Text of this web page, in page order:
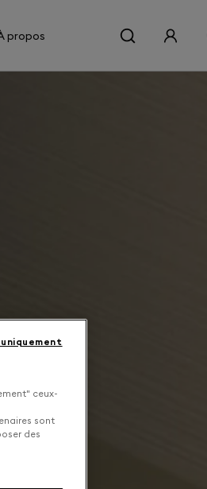
propos
ceux-
sont
des